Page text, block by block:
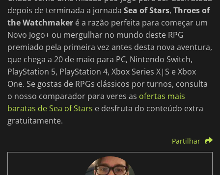
depois de terminada a jornada Sea of Stars, Throes of
the Watchmaker é a razão perfeita para começar um
Novo Jogo+ ou mergulhar no mundo deste RPG
premiado pela primeira vez antes desta nova aventura,
que chega a 20 de maio para PC, Nintendo Switch,
PlayStation 5, PlayStation 4, Xbox Series X|S e Xbox
One. Se gostas de RPGs clássicos por turnos, consulta
o nosso comparador para veres as ofertas mais
baratas de Sea of Stars e desfruta do conteúdo extra
gratuitamente.
Partilhar